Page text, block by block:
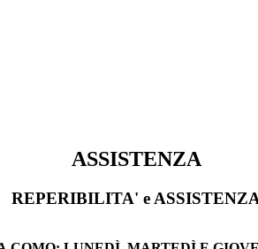
ASSISTENZA
REPERIBILITA' e